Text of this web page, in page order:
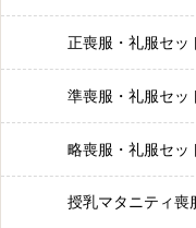
正喪服・礼服セッ
準喪服・礼服セッ
略喪服・礼服セッ
授乳マタニティ喪